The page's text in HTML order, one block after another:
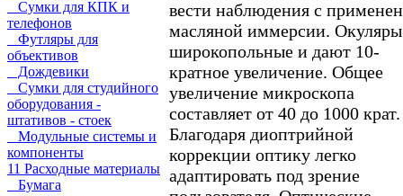
Сумки для КПК и
телефонов
Футляры для
объективов
Дождевики
Сумки для студийного
оборудования -
штативов - стоек
Модульные системы и
компоненты
11 Расходные материалы
Бумага
вести наблюдения с
масляной иммерсии. Окуляры
широкопольные и дают 10-
кратное увеличение. Общее
увеличение микроскопа
составляет от 40 до 1000 крат.
Благодаря диоптрийной
коррекции оптику легко
адаптировать под зрение